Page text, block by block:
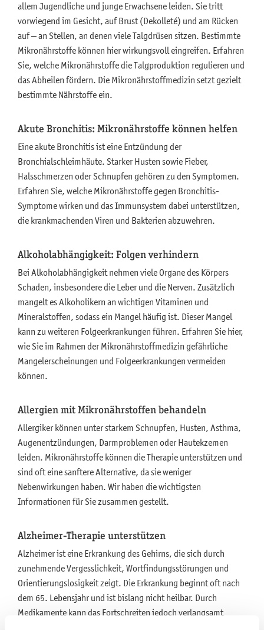
allem Jugendliche und junge Erwachsene leiden. Sie tritt
vorwiegend im Gesicht, auf Brust (Dekolleté) und am Rücken
auf – an Stellen, an denen viele Talgdrüsen sitzen. Bestimmte
Mikronährstoffe können hier wirkungsvoll eingreifen. Erfahren
Sie, welche Mikronährstoffe die Talgproduktion regulieren und
das Abheilen fördern. Die Mikronährstoffmedizin setzt gezielt
bestimmte Nährstoffe ein.
Akute Bronchitis: Mikronährstoffe können helfen
Eine akute Bronchitis ist eine Entzündung der
Bronchialschleimhäute. Starker Husten sowie Fieber,
Halsschmerzen oder Schnupfen gehören zu den Symptomen.
Erfahren Sie, welche Mikronährstoffe gegen Bronchitis-
Symptome wirken und das Immunsystem dabei unterstützen,
die krankmachenden Viren und Bakterien abzuwehren.
Alkoholabhängigkeit: Folgen verhindern
Bei Alkoholabhängigkeit nehmen viele Organe des Körpers
Schaden, insbesondere die Leber und die Nerven. Zusätzlich
mangelt es Alkoholikern an wichtigen Vitaminen und
Mineralstoffen, sodass ein Mangel häufig ist. Dieser Mangel
kann zu weiteren Folgeerkrankungen führen. Erfahren Sie hier,
wie Sie im Rahmen der Mikronährstoffmedizin gefährliche
Mangelerscheinungen und Folgeerkrankungen vermeiden
können.
Allergien mit Mikronährstoffen behandeln
Allergiker können unter starkem Schnupfen, Husten, Asthma,
Augenentzündungen, Darmproblemen oder Hautekzemen
leiden. Mikronährstoffe können die Therapie unterstützen und
sind oft eine sanftere Alternative, da sie weniger
Nebenwirkungen haben. Wir haben die wichtigsten
Informationen für Sie zusammen gestellt.
Alzheimer-Therapie unterstützen
Alzheimer ist eine Erkrankung des Gehirns, die sich durch
zunehmende Vergesslichkeit, Wortfindungsstörungen und
Orientierungslosigkeit zeigt. Die Erkrankung beginnt oft nach
dem 65. Lebensjahr und ist bislang nicht heilbar. Durch
Medikamente kann das Fortschreiten jedoch verlangsamt